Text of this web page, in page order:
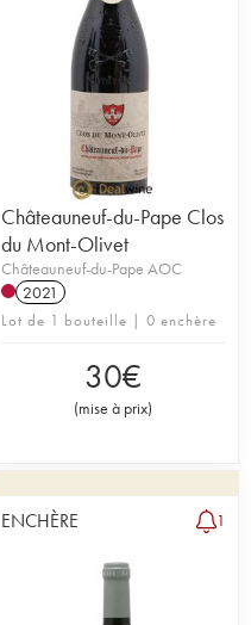
Châteauneuf-du-Pape Clos
du Mont-Olivet
Châteauneuf-du-Pape AOC
2021
Lot de 1 bouteille | 0 enchère
30€
(mise à prix)
ENCHÈRE 1